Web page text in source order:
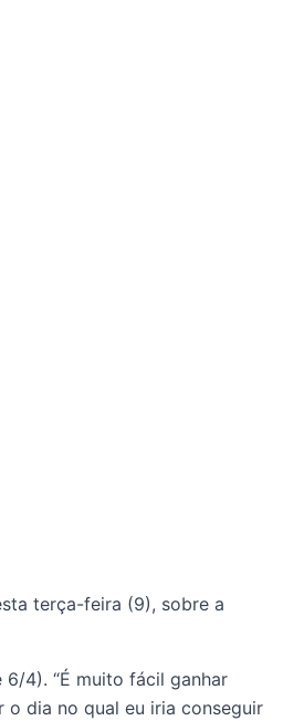
terça-feira (9), sobre a
4). “É muito fácil ganhar
dia no qual eu iria conseguir